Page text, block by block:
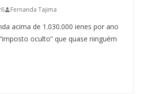
Fernanda Tajima
acima de 1.030.000 ienes por ano
oculto” que quase ninguém